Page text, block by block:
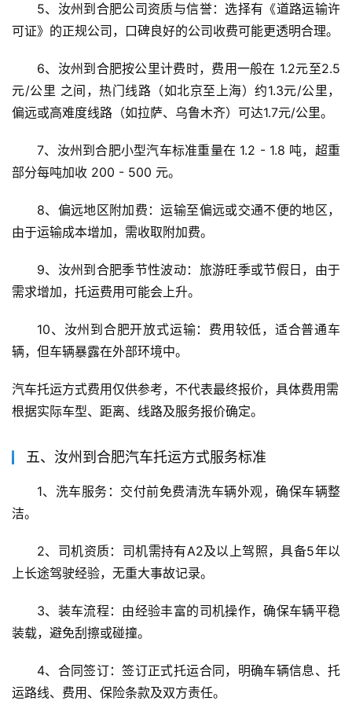
5、汝州到合肥公司资质与信誉：选择有《道路运输许
可证》的正规公司，口碑良好的公司收费可能更透明合理。
6、汝州到合肥按公里计费时，费用一般在 1.2元至2.5
元/公里 之间，热门线路（如北京至上海）约1.3元/公里，
偏远或高难度线路（如拉萨、乌鲁木齐）可达1.7元/公里。
7、汝州到合肥小型汽车标准重量在 1.2 - 1.8 吨，超重
部分每吨加收 200 - 500 元。
8、偏远地区附加费：运输至偏远或交通不便的地区，
由于运输成本增加，需收取附加费。
9、汝州到合肥季节性波动：旅游旺季或节假日，由于
需求增加，托运费用可能会上升。
10、汝州到合肥开放式运输：费用较低，适合普通车
辆，但车辆暴露在外部环境中。
汽车托运方式费用仅供参考，不代表最终报价，具体费用需
根据实际车型、距离、线路及服务报价确定。
五、汝州到合肥汽车托运方式服务标准
1、洗车服务：交付前免费清洗车辆外观，确保车辆整
洁。
2、司机资质：司机需持有A2及以上驾照，具备5年以
上长途驾驶经验，无重大事故记录。
3、装车流程：由经验丰富的司机操作，确保车辆平稳
装载，避免刮擦或碰撞。
4、合同签订：签订正式托运合同，明确车辆信息、托
运路线、费用、保险条款及双方责任。